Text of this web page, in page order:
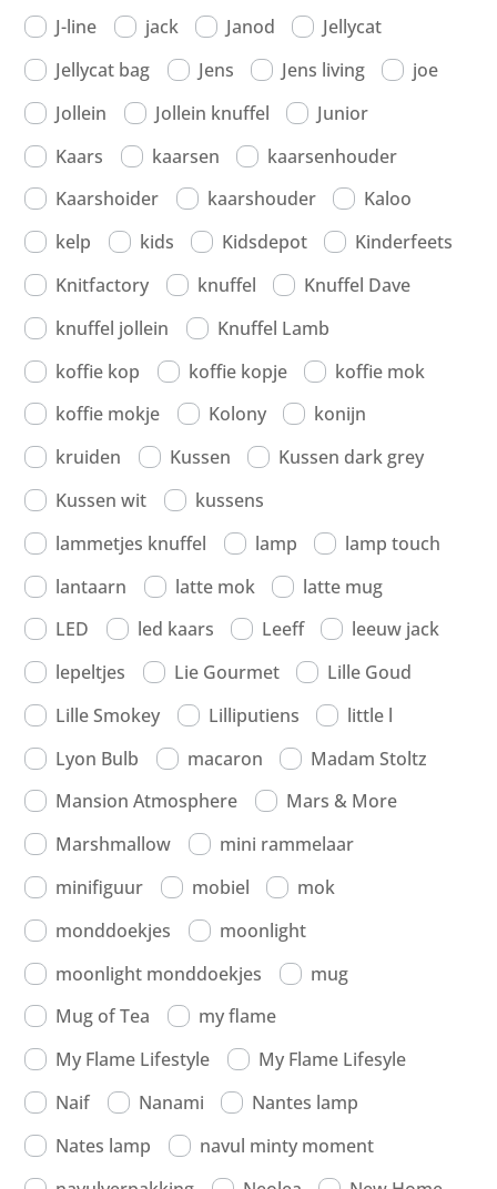
J-line
jack Janod
Jellycat
Jellycat bag
Jens Jens living
joe
Jollein
Jollein knuffel
Junior
Kaars
kaarsen
kaarsenhouder
Kaarshoider
kaarshouder
Kaloo
kelp
kids Kidsdepot
Kinderfeets
Knitfactory
knuffel
Knuffel Dave
knuffel jollein
Knuffel Lamb
koffie kop
koffie kopje
koffie mok
koffie mokje
Kolony
konijn
kruiden
Kussen
Kussen dark grey
Kussen wit
kussens
lammetjes knuffel
lamp
lamp touch
lantaarn
latte mok
latte mug
LED
led kaars Leeff
leeuw jack
lepeltjes
Lie Gourmet
Lille Goud
Lille Smokey
Lilliputiens
little l
Lyon Bulb
macaron
Madam Stoltz
Mansion Atmosphere
Mars & More
Marshmallow
mini rammelaar
minifiguur
mobiel
mok
monddoekjes
moonlight
moonlight monddoekjes
mug
Mug of Tea
my flame
My Flame Lifestyle
My Flame Lifesyle
Naif
Nanami
Nantes lamp
Nates lamp
navul minty moment